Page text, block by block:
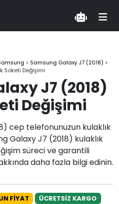
> Samsung Galaxy J7 (2018) >
Soketi Değişimi
J7 (2018)
Değişimi
cep telefonunuzun kulaklık
Galaxy J7 (2018) kulaklık
süreci ve garantili
daha fazla bilgi edinin.
FİYAT ÜCRETSİZ KARGO